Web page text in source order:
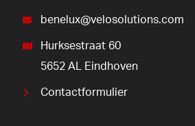
benelux@velosolutions.com
Hurksestraat 60
5652 AL Eindhoven
Contactformulier